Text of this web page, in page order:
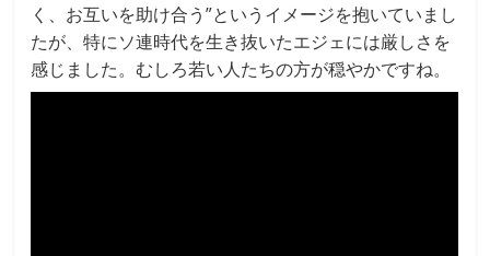
く、お互いを助け合う”というイメージを抱いていまし
たが、特にソ連時代を生き抜いたエジェには厳しさを
感じました。むしろ若い人たちの方が穏やかですね。